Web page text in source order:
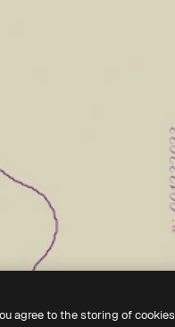
agree to the storing of